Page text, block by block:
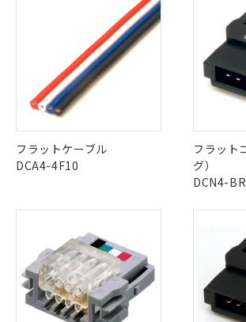
ダウンロードデータをご利用いただく前に
ソフトウェアの使用条件
中国 RoHS 注意事項・凡例
中国 RoHS表
O
"対応済み"や非含有の記載がされた商品
在庫等で未対応品が混在する可能性があ
非含有品が必要な際は、弊社営業部門も
問い合わせください。
DNV型式承認
（ノルウェー
船舶規格）
BV型
（フ
船舶
No
その他の認証はこちらのページから
フラットケーブル
DCA4-4F10
フラット
グ）
DCN4-
※1 対応状況